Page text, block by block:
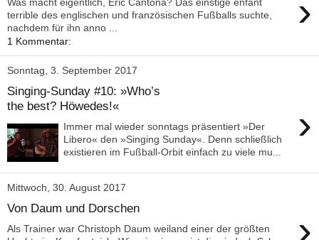
›
Was macht eigentlich, Eric Cantona? Das einstige enfant
terrible des englischen und französischen Fußballs suchte,
nachdem für ihn anno ...
1 Kommentar:
Sonntag, 3. September 2017
Singing-Sunday #10: »Who’s
the best? Höwedes!«
›
Immer mal wieder sonntags präsentiert »Der
Libero« den »Singing Sunday«. Denn schließlich
existieren im Fußball-Orbit einfach zu viele mu...
Mittwoch, 30. August 2017
Von Daum und Dorschen ›
Als Trainer war Christoph Daum weiland einer der größten